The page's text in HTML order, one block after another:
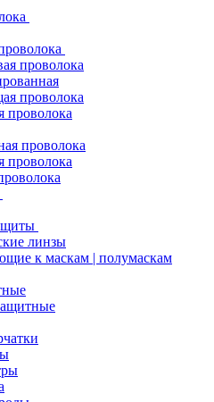
проволока
проволока
проволока
проволока
проволока
линзы
к маскам | полумаскам